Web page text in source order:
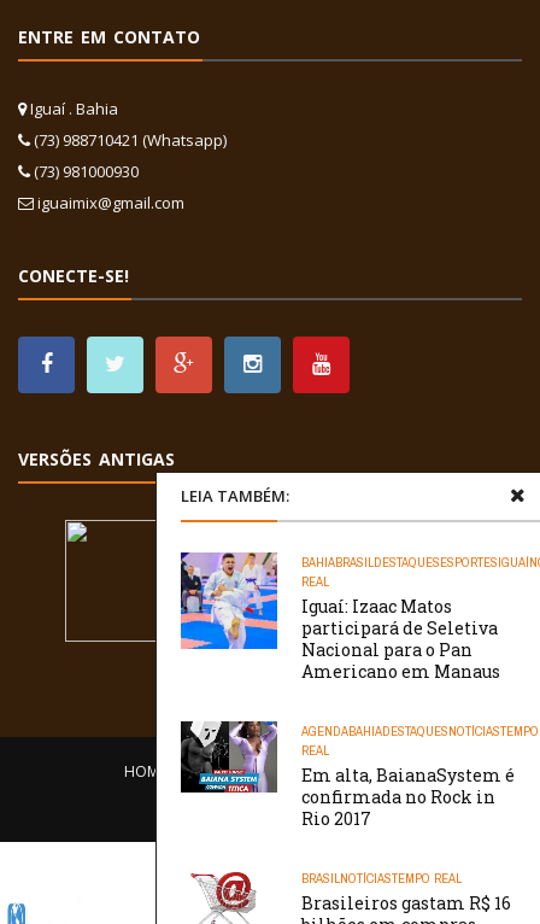
LEIA TAMBÉM:
BAHIABRASILDESTAQUESESPORTESIGUAÍ
REAL
Iguaí: Izaac Matos
participará de Seletiva
Nacional para o Pan
Americano em Manaus
AGENDABAHIADESTAQUESNOTÍCIASTEMPO
REAL
Em alta, BaianaSystem é
confirmada no Rock in
Rio 2017
BRASILNOTÍCIASTEMPO REAL
Brasileiros gastam R$ 16
ENTRE EM CONTATO
Iguaí . Bahia
(73) 988710421 (Whatsapp)
(73) 981000930
iguaimix@gmail.com
CONECTE-SE!
VERSÕES ANTIGAS
HOME EQUIPE O PORTAL CONTATO
/// WebtivaHOSTING